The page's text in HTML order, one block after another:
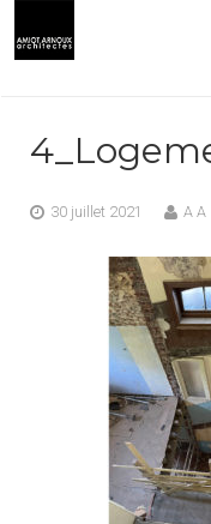
PRESTATIONS
CONTACT
30 juillet 2021 A A